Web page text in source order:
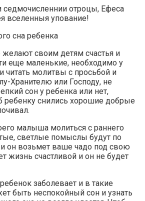
седмочисленнии отроцы, Ефеса
вселенныя упование!
сна ребенка
желают своим детям счастья и
еще маленькие, необходимо у
читать молитвы с просьбой и
Хранителю или Господу, не
сон у ребенка или нет,
ребенку снились хорошие добрые
малыша молиться с раннего
светлые помыслы будут по
и он возьмет ваше чадо под свою
жизнь счастливой и он не будет
заболевает и в такие
быть неспокойный сон и узнать